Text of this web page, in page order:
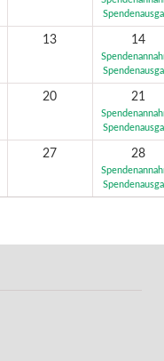
13 14
20 21
27 28